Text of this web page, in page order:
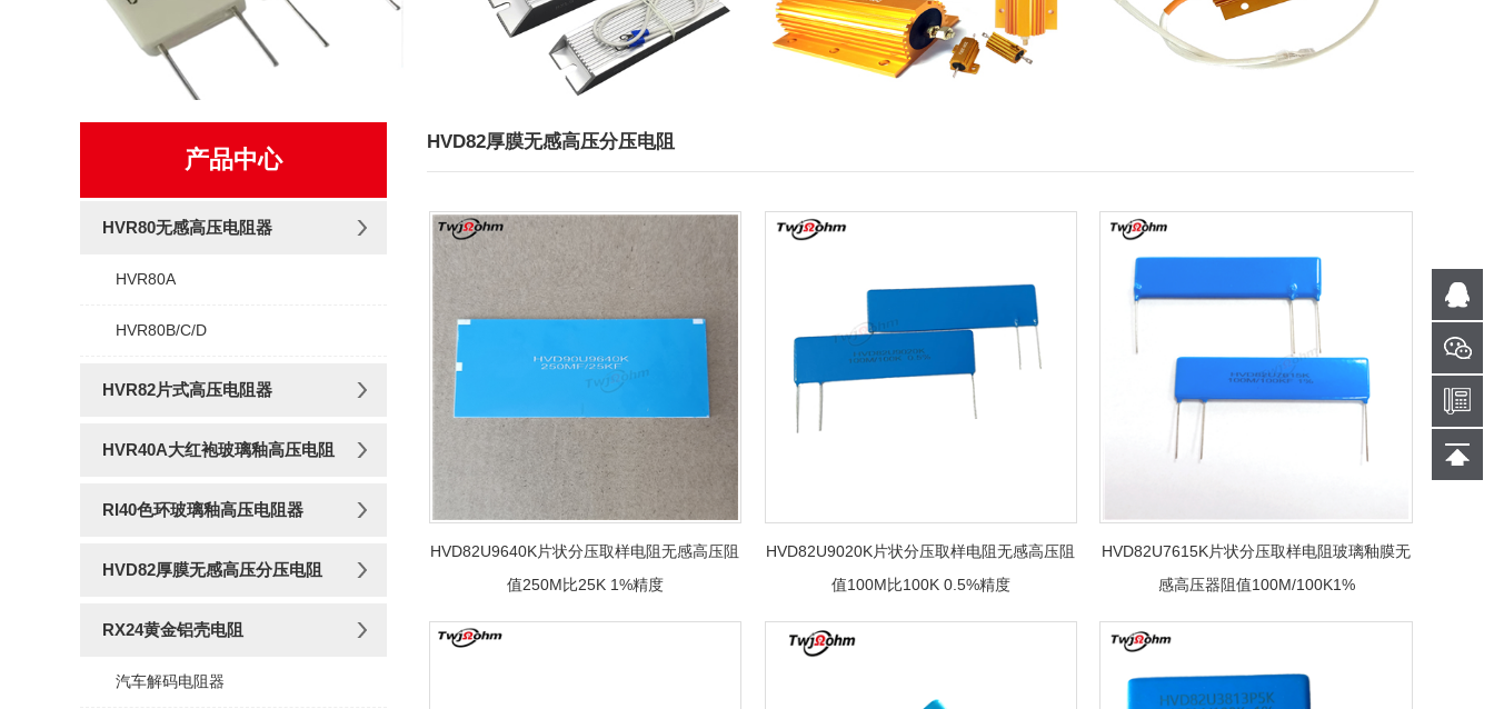
产品中心
HVR80无感高压电阻器
HVR80A
HVR80B/C/D
HVR82片式高压电阻器
HVR40A大红袍玻璃釉高压电阻
RI40色环玻璃釉高压电阻器
HVD82厚膜无感高压分压电阻
RX24黄金铝壳电阻
汽车解码电阻器
HVD82厚膜无感高压分压电阻
HVD82U9640K片状分压取样电阻无感高压阻
值250M比25K 1%精度
HVD82U9020K片状分压取样电阻无感高压阻
值100M比100K 0.5%精度
HVD82U7615K片状分压取样电阻玻璃釉膜无
感高压器阻值100M/100K1%